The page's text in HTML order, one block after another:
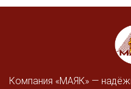
Компания «МАЯК» —